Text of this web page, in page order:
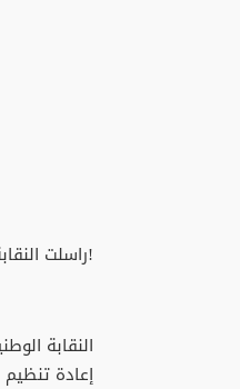
!راسلت النقابة
النقابة
إعادة